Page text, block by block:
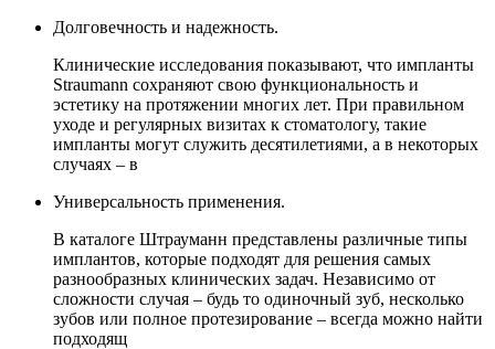
Долговечность и надежность.
Клинические исследования показывают, что импланты
Straumann сохраняют свою функциональность и
эстетику на протяжении многих лет. При правильном
уходе и регулярных визитах к стоматологу, такие
импланты могут служить десятилетиями, а в некоторых
случаях – в
Универсальность применения.
В каталоге Штрауманн представлены различные типы
имплантов, которые подходят для решения самых
разнообразных клинических задач. Независимо от
сложности случая – будь то одиночный зуб, несколько
зубов или полное протезирование – всегда можно найти
подходящ